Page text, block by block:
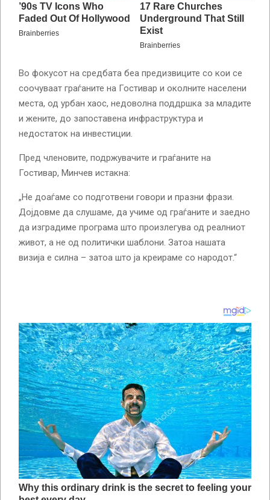
Во фокусот на средбата беа предизвиците со кои се
соочуваат граѓаните на Гостивар и околните населени
места, од урбан хаос, недоволна поддршка за младите
и жените, до запоставена инфраструктура и
недостаток на инвестиции.
Пред членовите, подржувачите и граѓаните на
Гостивар, Минчев истакна:
„Не доаѓаме со подготвени говори и празни фрази.
Дојдовме да слушаме, да учиме од граѓаните и заедно
да изградиме програма што произлегува од реалниот
живот, а не од политички шаблони. Затоа нашата
визија е силна – затоа што ја креираме со народот.“